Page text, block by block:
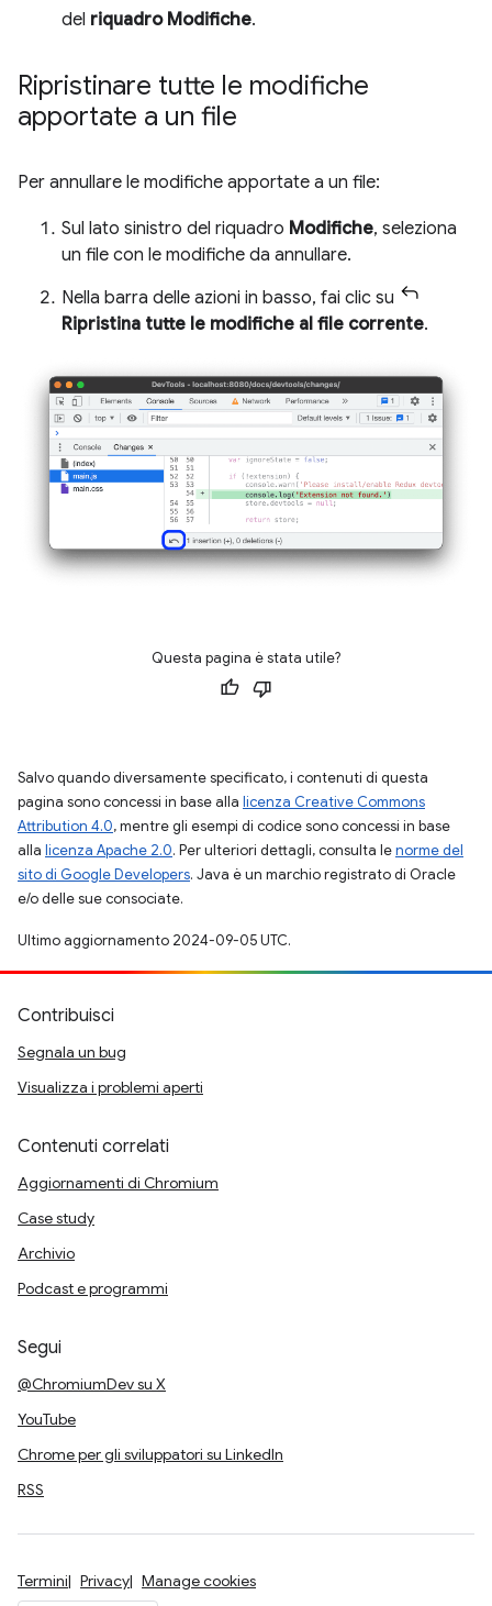
del riquadro Modifiche.
Ripristinare tutte le modifiche
apportate a un file
Per annullare le modifiche apportate a un file:
Sul lato sinistro del riquadro Modifiche, seleziona
un file con le modifiche da annullare.
Nella barra delle azioni in basso, fai clic su
Ripristina tutte le modifiche al file corrente.
Questa pagina è stata utile?
Salvo quando diversamente specificato, i contenuti di questa
pagina sono concessi in base alla licenza Creative Commons
Attribution 4.0, mentre gli esempi di codice sono concessi in base
alla licenza Apache 2.0. Per ulteriori dettagli, consulta lenorme del
sito di Google Developers. Java è un marchio registrato di Oracle
e/o delle sue consociate.
Ultimo aggiornamento 2024-09-05 UTC.
Contribuisci
Segnala un bug
Visualizza i problemi aperti
Contenuti correlati
Aggiornamenti di Chromium
Case study
Archivio
Podcast e programmi
Segui
@ChromiumDev su X
YouTube
Chrome per gli sviluppatori su LinkedIn
RSS
Termini Privacy Manage cookies